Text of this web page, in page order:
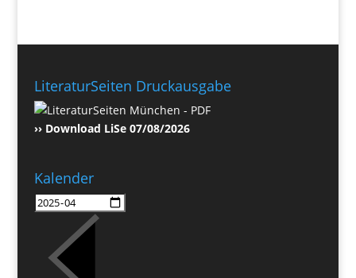
LiteraturSeiten Druckausgabe
›› Download LiSe 07/08/2026
Kalender